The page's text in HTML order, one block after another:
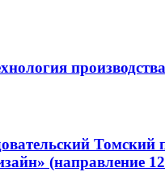
(направление